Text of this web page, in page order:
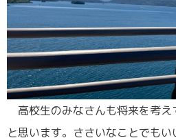
高校生のみなさんも将来を考え
と思います。ささいなことでも